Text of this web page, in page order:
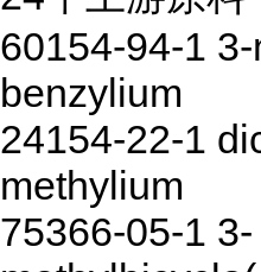
60154-94-1
benzylium
24154-22-1
methylium
75366-05-1 3-